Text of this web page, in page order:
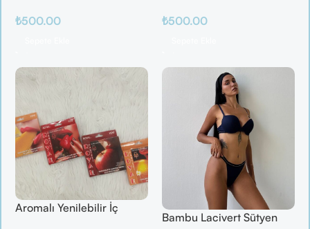
₺500.00 ₺500.00
Aromalı Yenilebilir İç
Bambu Lacivert Sütyen